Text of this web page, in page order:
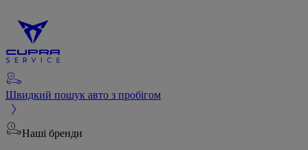
Швидкий пошук авто з пробігом
Наші бренди